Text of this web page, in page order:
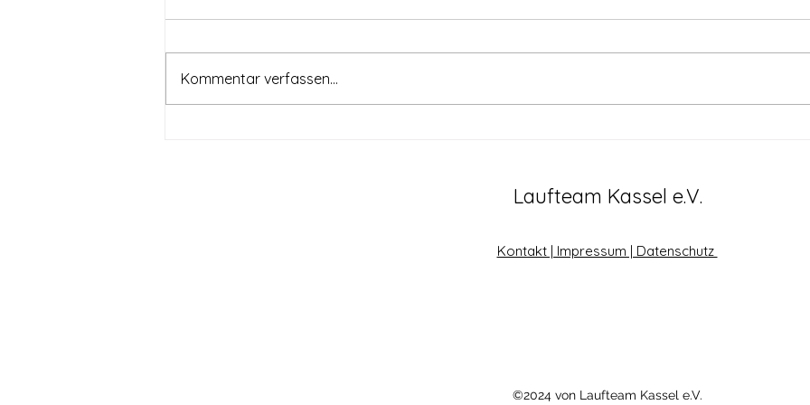
Kommentar verfassen...
Laufteam Kassel e.V.
Kontakt | Impressum | Datenschutz
©2024 von Laufteam Kassel e.V.